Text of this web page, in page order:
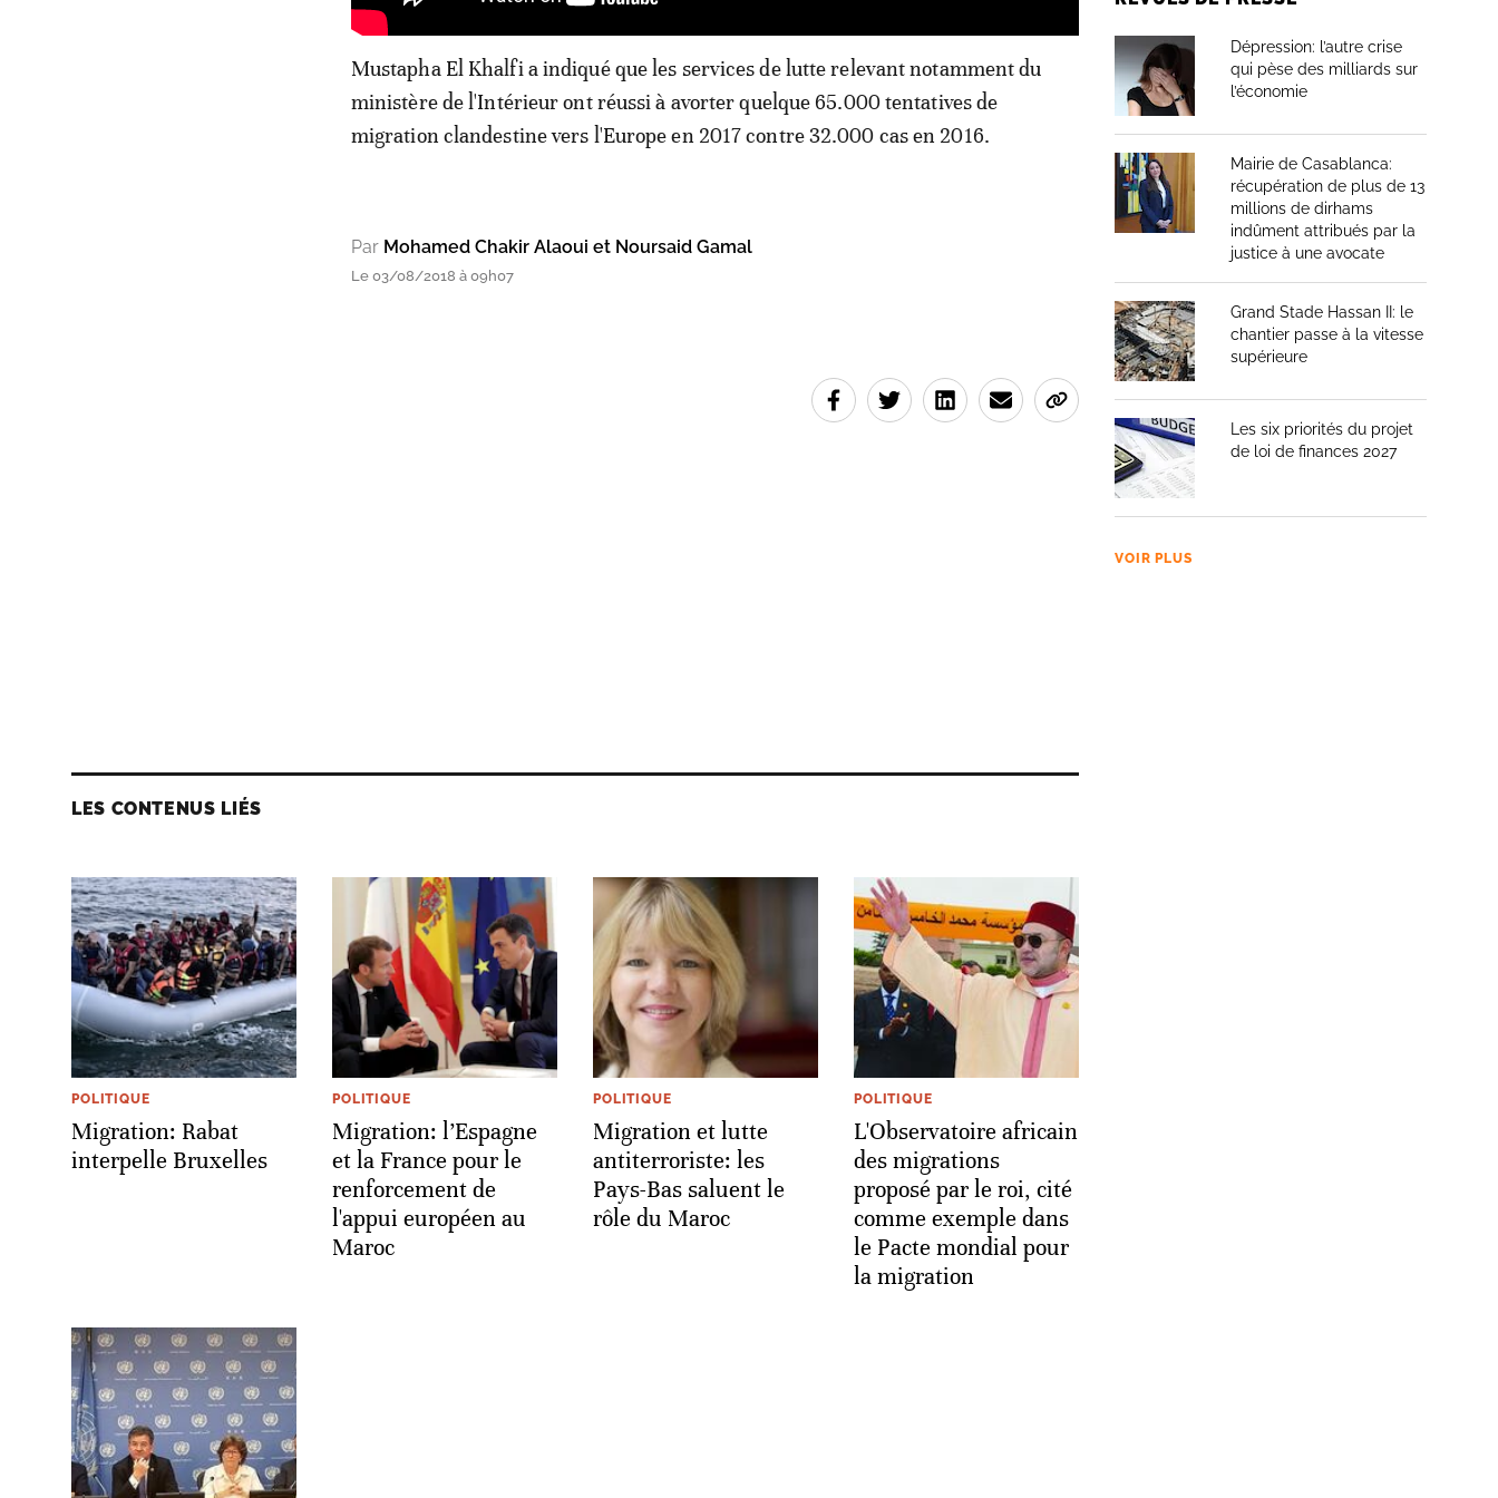
Mustapha El Khalfi a indiqué que les services de lutte relevant notamment du
ministère de l'Intérieur ont réussi à avorter quelque 65.000 tentatives de
migration clandestine vers l'Europe en 2017 contre 32.000 cas en 2016.
Par Mohamed Chakir Alaoui et Noursaid Gamal
Le 03/08/2018 à 09h07
LES CONTENUS LIÉS
POLITIQUE
Migration: Rabat
interpelle Bruxelles
POLITIQUE
Migration: l’Espagne
et la France pour le
renforcement de
l'appui européen au
Maroc
POLITIQUE
Migration et lutte
antiterroriste: les
Pays-Bas saluent le
rôle du Maroc
POLITIQUE
L'Observatoire africain
des migrations
proposé par le roi, cité
comme exemple dans
le Pacte mondial pour
la migration
Dépression: l’autre crise
qui pèse des milliards sur
l’économie
Mairie de Casablanca:
récupération de plus de 13
millions de dirhams
indûment attribués par la
justice à une avocate
Grand Stade Hassan II: le
chantier passe à la vitesse
supérieure
Les six priorités du projet
de loi de finances 2027
VOIR PLUS